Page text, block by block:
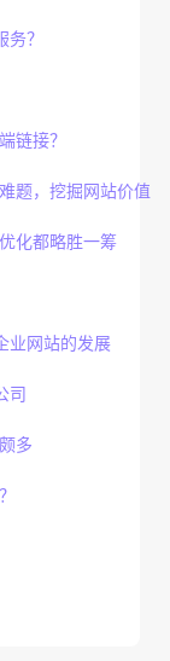
？
链接？
题，挖掘网站价值
化都略胜一筹
业网站的发展
司
多